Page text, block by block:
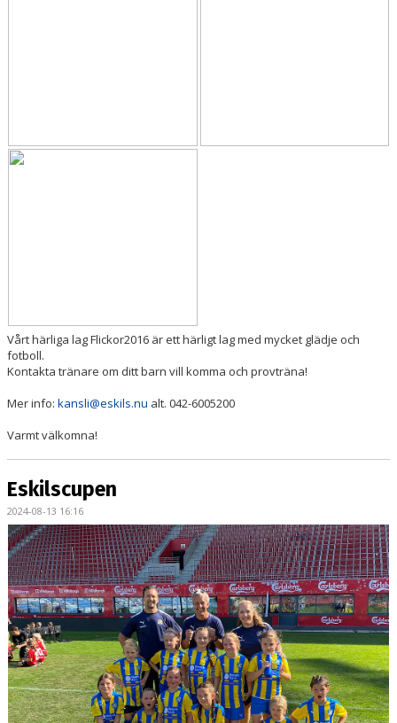
Vårt härliga lag Flickor2016 är ett härligt lag med mycket glädje och
fotboll.
Kontakta tränare om ditt barn vill komma och provträna!
Mer info: kansli@eskils.nu alt. 042-6005200
Varmt välkomna!
Eskilscupen
2024-08-13 16:16